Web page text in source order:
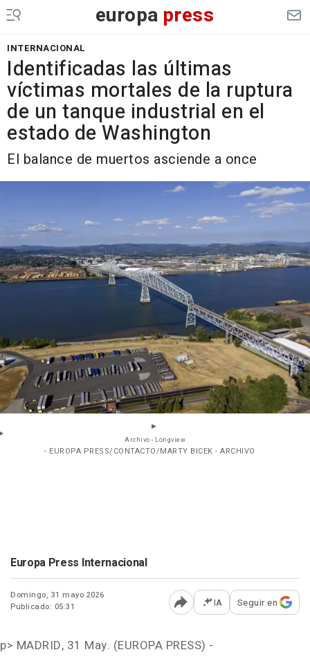
europa press
INTERNACIONAL
Identificadas las últimas
víctimas mortales de la ruptura
de un tanque industrial en el
estado de Washington
El balance de muertos asciende a once
Archivo - Longview
- EUROPA PRESS/CONTACTO/MARTY BICEK - ARCHIVO
Europa Press Internacional
Domingo, 31 mayo 2026
Publicado: 05:31
Abrir opciones para
IA Seguir en
p> MADRID, 31 May. (EUROPA PRESS) -